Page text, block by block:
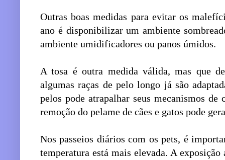
Outras boas medidas para evitar os
ano é disponibilizar um ambiente
ambiente umidificadores ou panos úmidos.
A tosa é outra medida válida, mas que
algumas raças de pelo longo já são
pelos pode atrapalhar seus mecanismos
remoção do pelame de cães e gatos pode
Nos passeios diários com os pets, é
temperatura está mais elevada. A